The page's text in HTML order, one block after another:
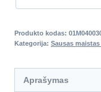
Produkto kodas:
Kategorija: Sausas
Aprašymas